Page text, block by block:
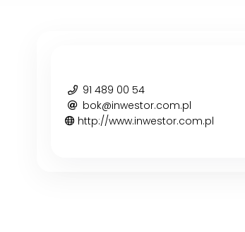
91 489 00 54
bok@inwestor.com.pl
http://www.inwestor.com.pl